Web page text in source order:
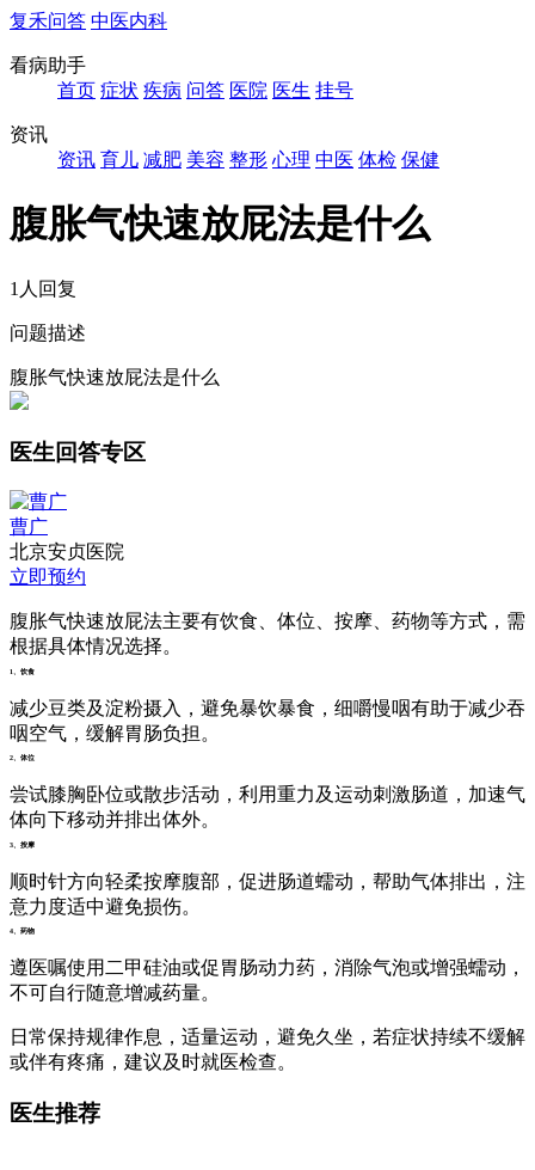
复禾问答 中医内科
看病助手
首页 症状 疾病 问答 医院 医生 挂号
资讯
资讯 育儿 减肥 美容 整形 心理 中医 体检 保健
腹胀气快速放屁法是什么
1人回复
问题描述
腹胀气快速放屁法是什么
医生回答专区
曹广
北京安贞医院
立即预约
腹胀气快速放屁法主要有饮食、体位、按摩、药物等方式，需
根据具体情况选择。
1、饮食
减少豆类及淀粉摄入，避免暴饮暴食，细嚼慢咽有助于减少吞
咽空气，缓解胃肠负担。
2、体位
尝试膝胸卧位或散步活动，利用重力及运动刺激肠道，加速气
体向下移动并排出体外。
3、按摩
顺时针方向轻柔按摩腹部，促进肠道蠕动，帮助气体排出，注
意力度适中避免损伤。
4、药物
遵医嘱使用二甲硅油或促胃肠动力药，消除气泡或增强蠕动，
不可自行随意增减药量。
日常保持规律作息，适量运动，避免久坐，若症状持续不缓解
或伴有疼痛，建议及时就医检查。
医生推荐